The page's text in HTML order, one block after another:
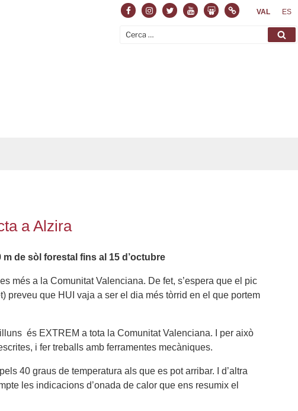
FacebookInstagram
TwitterYoutubeSlideshare
NormasVAL ES
Cerca:
a Alzira
de sòl forestal fins al 15 d’octubre
més a la Comunitat Valenciana. De fet, s’espera que el pic
preveu que HUI vaja a ser el dia més tòrrid en el que portem
és EXTREM a tota la Comunitat Valenciana. I per això
i fer treballs amb ferramentes mecàniques.
40 graus de temperatura als que es pot arribar. I d’altra
les indicacions d’onada de calor que ens resumix el